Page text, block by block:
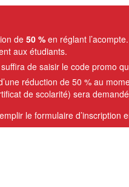
de50 % en réglant l’acompte.
aux étudiants.
de saisir le code promo
réduction de 50 % au
de scolarité) sera
le formulaire d’inscription